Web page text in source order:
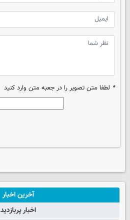
* لطفا متن تصویر را در جعبه متن وارد کنید
آخرین اخبار
اخبار پربازدید